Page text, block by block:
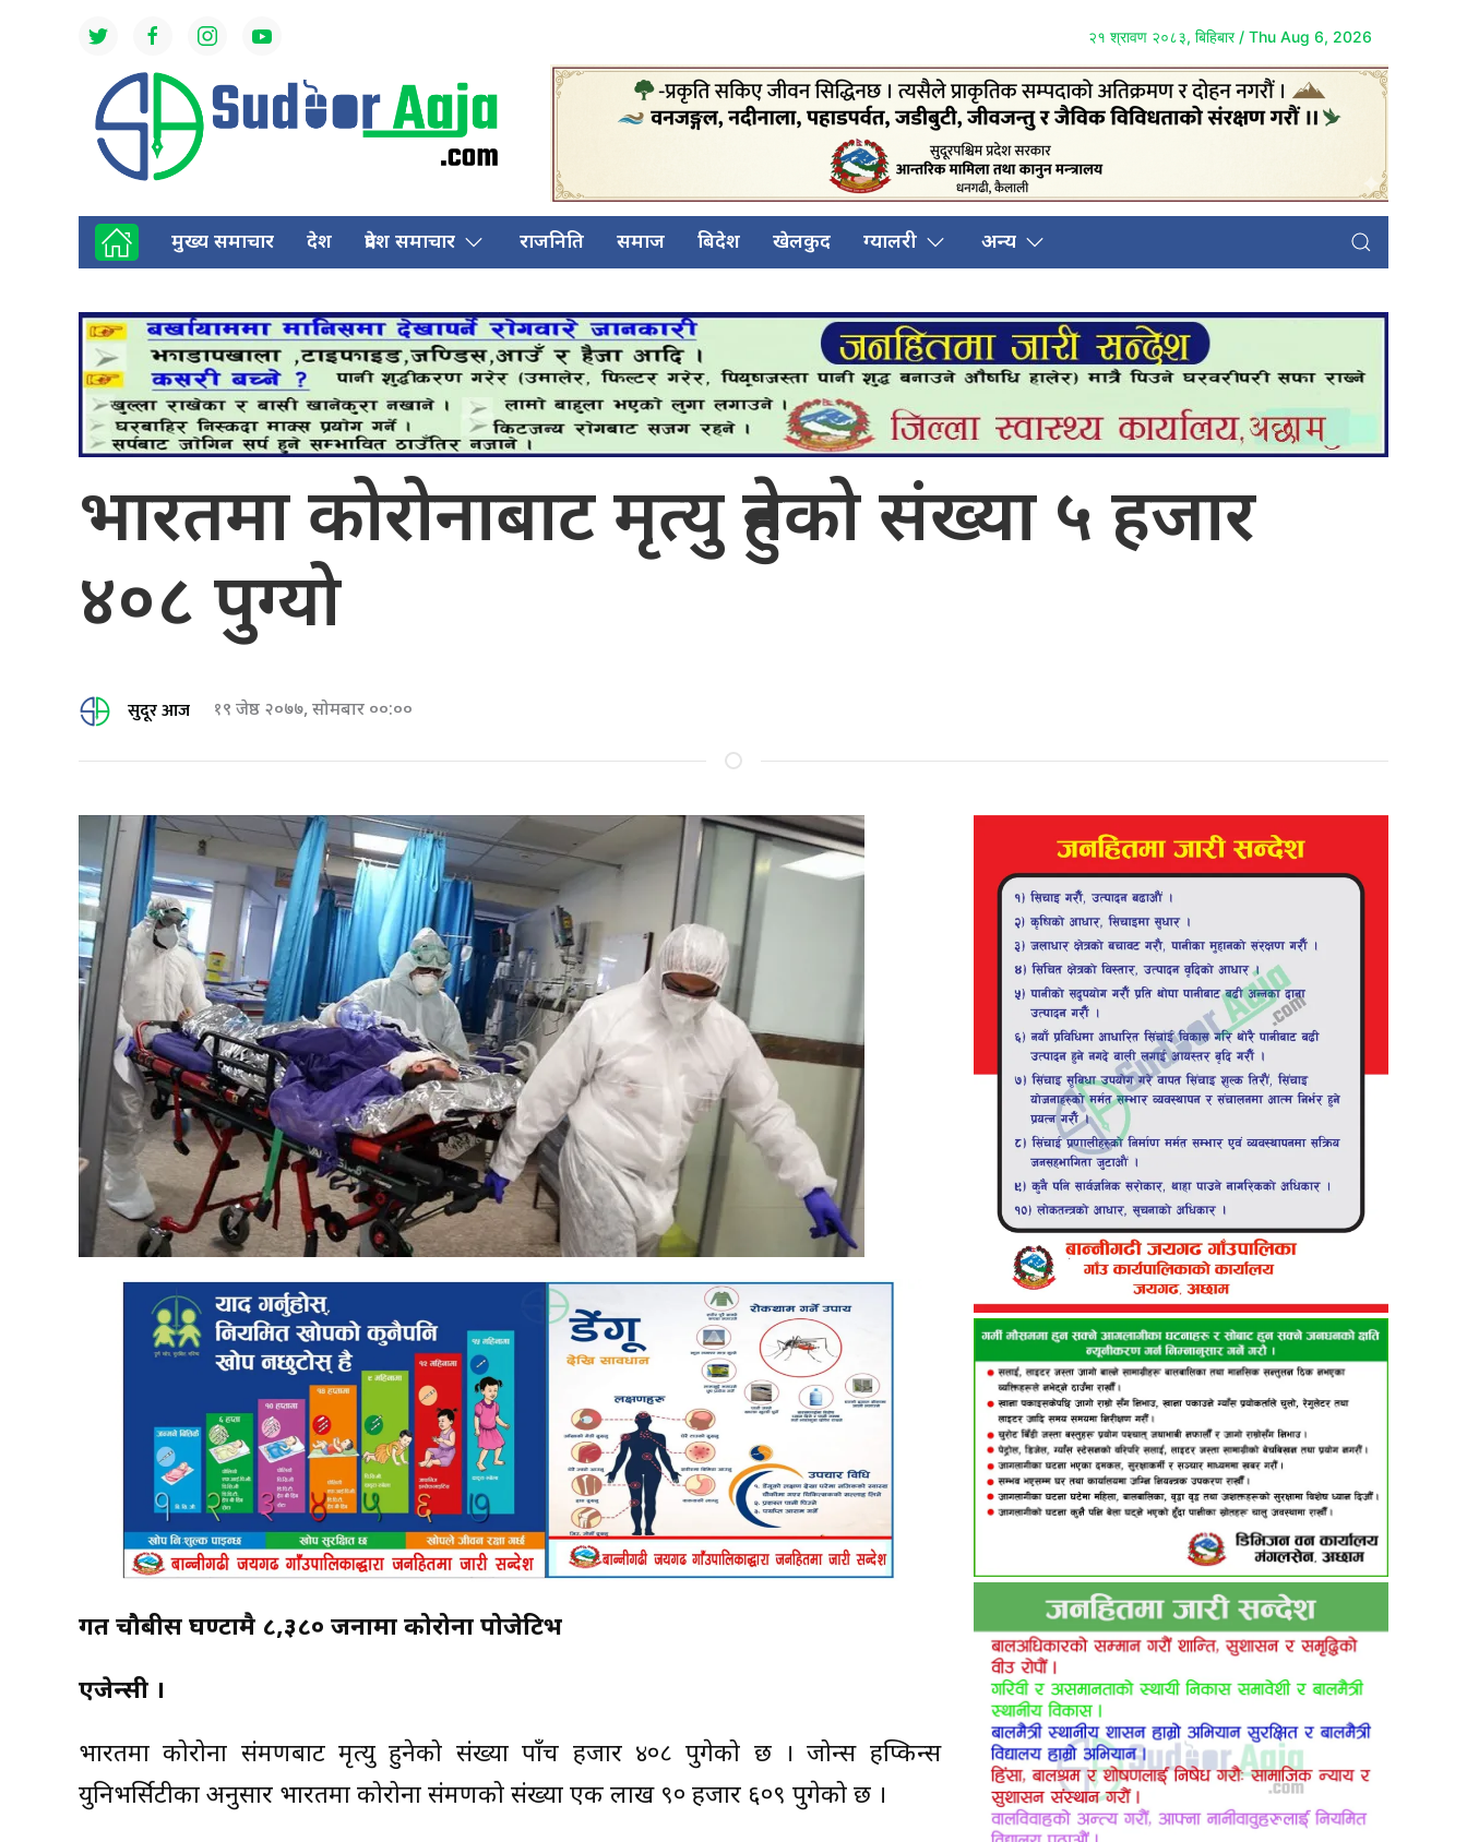
२१ श्रावण २०८३, बिहिबार / Thu Aug 6, 2026
मुख्य समाचार देश प्रदेश समाचार राजनिति समाज बिदेश खेलकुद ग्यालरी अन्य
भारतमा कोरोनाबाट मृत्यु हुनेको संख्या ५ हजार
४०८ पुग्यो
सुदूर आज १९ जेष्ठ २०७७, सोमबार ००:००
गत चौबीस घण्टामै ८,३८० जनामा कोरोना पोजेटिभ
एजेन्सी ।
भारतमा कोरोना संक्रमणबाट मृत्यु हुनेको संख्या पाँच हजार ४०८ पुगेको छ । जोन्स हप्किन्स
युनिभर्सिटीका अनुसार भारतमा कोरोना संक्रमणको संख्या एक लाख ९० हजार ६०९ पुगेको छ ।